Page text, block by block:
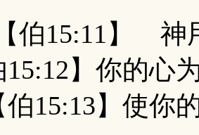
】 神用
】你的心
伯15:13】使